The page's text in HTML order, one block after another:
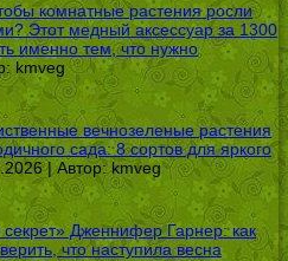
комнатные растения росли
Этот медный аксессуар за 1300
именно тем, что нужно
kmveg
вечнозеленые растения
сада: 8 сортов для яркого
| Автор:kmveg
Дженнифер Гарнер: как
что наступила весна